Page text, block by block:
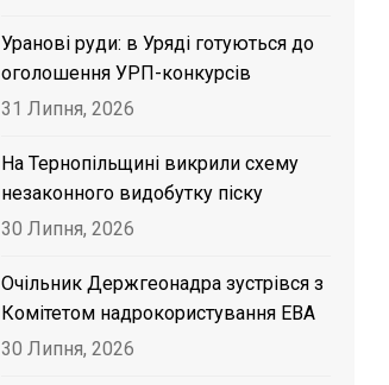
Уранові руди: в Уряді готуються до
оголошення УРП-конкурсів
31 Липня, 2026
На Тернопільщині викрили схему
незаконного видобутку піску
30 Липня, 2026
Очільник Держгеонадра зустрівся з
Комітетом надрокористування EBA
30 Липня, 2026